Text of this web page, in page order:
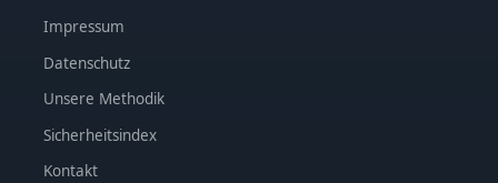
Impressum
Datenschutz
Unsere Methodik
Sicherheitsindex
Kontakt